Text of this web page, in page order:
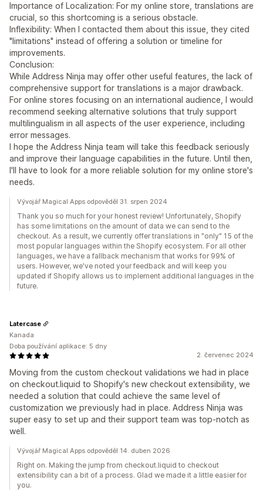
Importance of Localization: For my online store, translations are
crucial, so this shortcoming is a serious obstacle.
Inflexibility: When I contacted them about this issue, they cited
"limitations" instead of offering a solution or timeline for
improvements.
Conclusion:
While Address Ninja may offer other useful features, the lack of
comprehensive support for translations is a major drawback.
For online stores focusing on an international audience, I would
recommend seeking alternative solutions that truly support
multilingualism in all aspects of the user experience, including
error messages.
I hope the Address Ninja team will take this feedback seriously
and improve their language capabilities in the future. Until then,
I'll have to look for a more reliable solution for my online store's
needs.
Vývojář Magical Apps odpověděl 31. srpen 2024
Thank you so much for your honest review! Unfortunately, Shopify
has some limitations on the amount of data we can send to the
checkout. As a result, we currently offer translations in "only" 15 of the
most popular languages within the Shopify ecosystem. For all other
languages, we have a fallback mechanism that works for 99% of
users. However, we've noted your feedback and will keep you
updated if Shopify allows us to implement additional languages in the
future.
2. červenec 2024
Moving from the custom checkout validations we had in place
on checkout.liquid to Shopify's new checkout extensibility, we
needed a solution that could achieve the same level of
customization we previously had in place. Address Ninja was
super easy to set up and their support team was top-notch as
well.
Latercase
Kanada
Doba používání aplikace: 5 dny
Vývojář Magical Apps odpověděl 14. duben 2026
Right on. Making the jump from checkout.liquid to checkout
extensibility can a bit of a process. Glad we made it a little easier for
you.